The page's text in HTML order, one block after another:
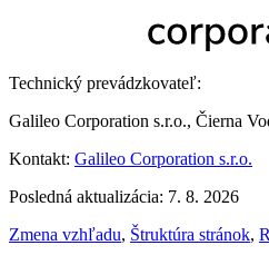
Technický prevádzkovateľ:
Galileo Corporation s.r.o., Čierna
Kontakt: Galileo Corporation s.r.o.
Posledná aktualizácia: 7. 8. 2026
Zmena vzhľadu, Štruktúra stránok,